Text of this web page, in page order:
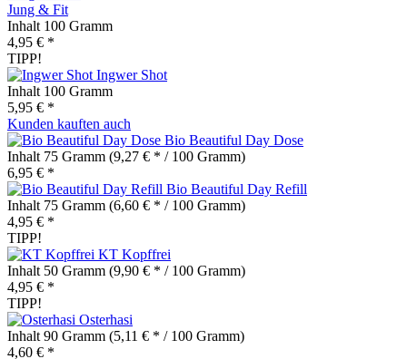
Jung & Fit
Inhalt 100 Gramm
4,95 € *
TIPP!
Ingwer Shot
Inhalt 100 Gramm
5,95 € *
Kunden kauften auch
Bio Beautiful Day Dose
Inhalt 75 Gramm (9,27 € * / 100 Gramm)
6,95 € *
Bio Beautiful Day Refill
Inhalt 75 Gramm (6,60 € * / 100 Gramm)
4,95 € *
TIPP!
KT Kopffrei
Inhalt 50 Gramm (9,90 € * / 100 Gramm)
4,95 € *
TIPP!
Osterhasi
Inhalt 90 Gramm (5,11 € * / 100 Gramm)
4,60 € *